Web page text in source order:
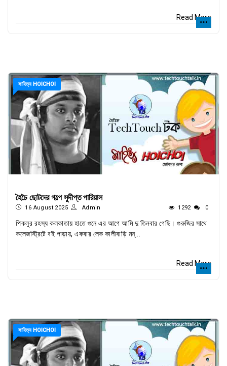
Read More
সাহিত্য HOICHOI
হৈচৈ ছোটদের গল্পে সুদীপ্ত পারিয়াল
16 August 2025 Admin 1292 0
পিকলুর রহস্য কলকাতায় হাতে গুনে এর আগে আমি দু তিনবার গেছি। গুরুজির সাথে
কলেজস্ট্রিটে বই পাড়ায়, একবার লেক কালীবাড়ি মন্...
Read More
সাহিত্য HOICHOI